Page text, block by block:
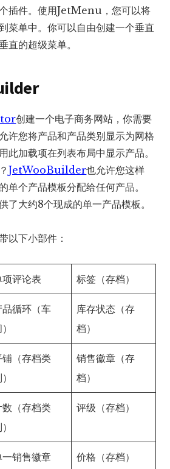
插件。使用JetMenu，您可以将
菜单中。你可以自由创建一个垂直
直的超级菜单。
创建一个电子商务网站，你需要
许您将产品和产品类别显示为网格
此加载项在列表布局中显示产品。
JetWooBuilder也允许您这样
单个产品模板分配给任何产品。
了大约8个现成的单一产品模板。
以下小部件：
项评论表 标签（存档）
品循环（车
库存状态（存
档）
铺（存档类
销售徽章（存
档）
数（存档类
评级（存档）
一销售徽章 价格（存档）